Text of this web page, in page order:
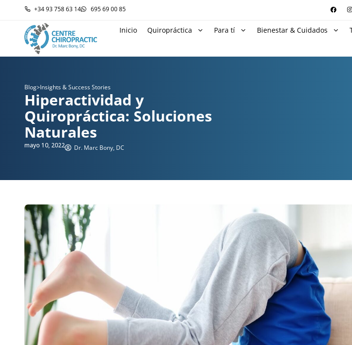
+34 93 758 63 14 695 69 00 85
Inicio Quiropráctica Para tí Bienestar & Cuidados
Blog>Insights & Success Stories
Hiperactividad y
Quiropráctica: Soluciones
Naturales
mayo 10, 2022 Dr. Marc Bony, DC